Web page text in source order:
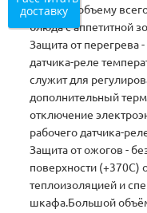
тепло по объему
блюда с аппетитной
Защита от перегрева
датчика-реле
служит для
дополнительный
отключение
рабочего датчика-
Защита от ожогов -
поверхности (+370С)
теплоизоляцией и
шкафа.Большой
доставку